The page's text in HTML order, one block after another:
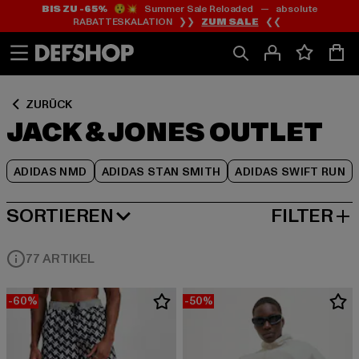
Zum
Inhalt
springen
Zum
Fußzeile
springen
BIS ZU -65%😲💥 Summer Sale Reloaded — absolute
RABATTESKALATION ❯❯ ZUM SALE ❮❮
ZURÜCK
JACK & JONES OUTLET
ADIDAS NMD ADIDAS STAN SMITH ADIDAS SWIFT RUN
Zum
Produktraster
springen
SORTIEREN
BELIEBTESTE FILTER
77 ARTIKEL
-60% -50%